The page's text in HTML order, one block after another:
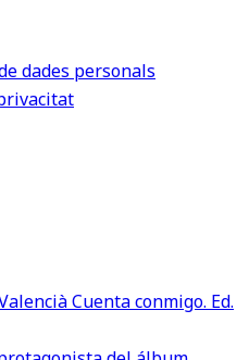
dades personals
Cuenta conmigo. Ed.